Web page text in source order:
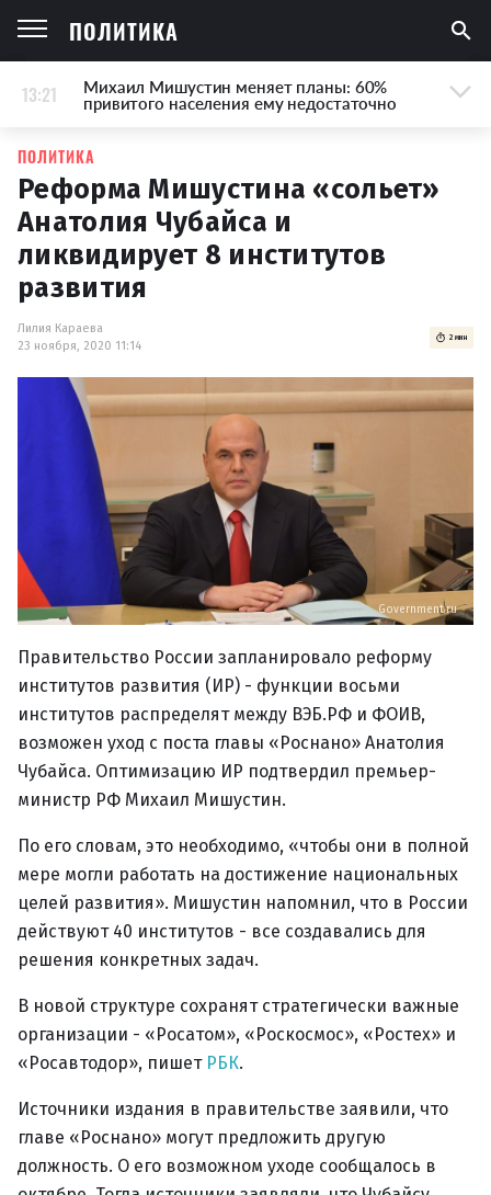
ПОЛИТИКА
13:21 Михаил Мишустин меняет планы: 60%
привитого населения ему недостаточно
ПОЛИТИКА
Реформа Мишустина «сольет»
Анатолия Чубайса и
ликвидирует 8 институтов
развития
Лилия Караева
23 ноября, 2020 11:14
2 мин
Government.ru
Правительство России запланировало реформу
институтов развития (ИР) - функции восьми
институтов распределят между ВЭБ.РФ и ФОИВ,
возможен уход с поста главы «Роснано» Анатолия
Чубайса. Оптимизацию ИР подтвердил премьер-
министр РФ Михаил Мишустин.
По его словам, это необходимо, «чтобы они в полной
мере могли работать на достижение национальных
целей развития». Мишустин напомнил, что в России
действуют 40 институтов - все создавались для
решения конкретных задач.
В новой структуре сохранят стратегически важные
организации - «Росатом», «Роскосмос», «Ростех» и
«Росавтодор», пишет РБК.
Источники издания в правительстве заявили, что
главе «Роснано» могут предложить другую
должность. О его возможном уходе сообщалось в